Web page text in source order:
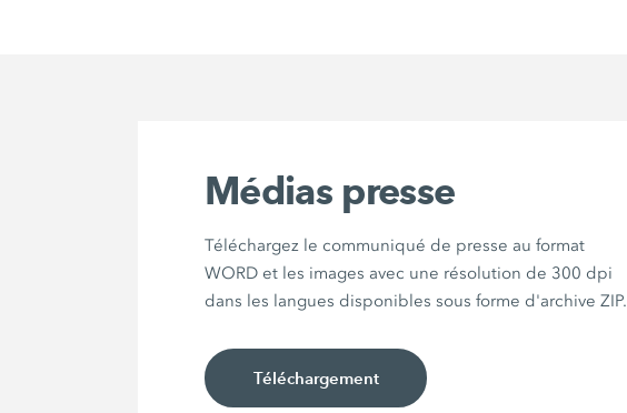
Médias presse
Téléchargez le communiqué de presse au format
WORD et les images avec une résolution de 300 dpi
dans les langues disponibles sous forme d'archive ZIP.
Téléchargement